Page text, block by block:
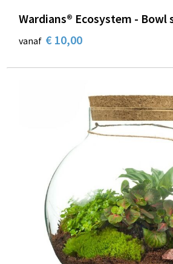
Wardians® Ecosystem - Bowl
vanaf € 10,00